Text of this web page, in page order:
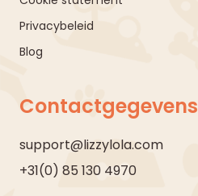
Privacybeleid
Blog
Contactgegevens
support@lizzylola.com
+31(0) 85 130 4970